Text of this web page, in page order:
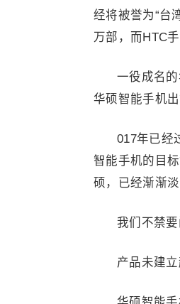
经将被誉为“台
万部，而HTC
一役成名
华硕智能手机
017年已经
智能手机的目
硕，已经渐渐
我们不禁
产品未建